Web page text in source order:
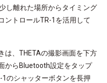
し離れた場所からタイミング
ントロールTR-1を活用して
は、THETAの撮影画面を下方
からBluetooth設定をタップ
のシャッターボタンを長押